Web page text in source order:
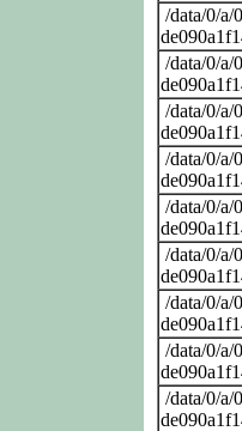
/data/0/a/
/data/0/a/
/data/0/a/
/data/0/a/
/data/0/a/
/data/0/a/
/data/0/a/
/data/0/a/
/data/0/a/